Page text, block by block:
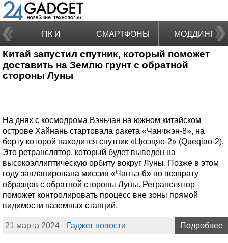
ПК И
НОУТБУКИ
СМАРТФОНЫ МОДДИНГ
Китай запустил спутник, который поможет
доставить на Землю грунт с обратной
стороны Луны
На днях с космодрома Вэньчан на южном китайском
острове Хайнань стартовала ракета «Чанчжэн-8», на
борту которой находится спутник «Цюэцяо-2» (Queqiao-2).
Это ретранслятор, который будет выведен на
высокоэллиптическую орбиту вокруг Луны. Позже в этом
году запланирована миссия «Чанъэ-6» по возврату
образцов с обратной стороны Луны. Ретранслятор
поможет контролировать процесс вне зоны прямой
видимости наземных станций.
21 марта 2024 Гаджет новости Подробнее